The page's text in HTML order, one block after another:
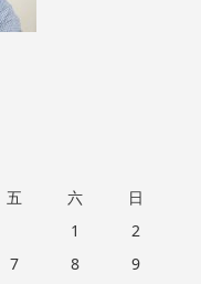
五 六
日
1
2
7 8
9